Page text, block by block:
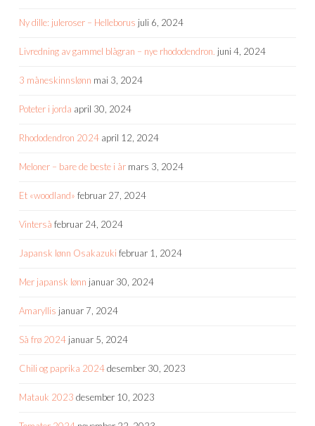
Ny dille: juleroser – Helleborus juli 6, 2024
Livredning av gammel blågran – nye rhododendron. juni 4, 2024
3 måneskinnslønn mai 3, 2024
Poteter i jorda april 30, 2024
Rhododendron 2024 april 12, 2024
Meloner – bare de beste i år mars 3, 2024
Et «woodland» februar 27, 2024
Vinterså februar 24, 2024
Japansk lønn Osakazuki februar 1, 2024
Mer japansk lønn januar 30, 2024
Amaryllis januar 7, 2024
Så frø 2024 januar 5, 2024
Chili og paprika 2024desember 30, 2023
Matauk 2023 desember 10, 2023